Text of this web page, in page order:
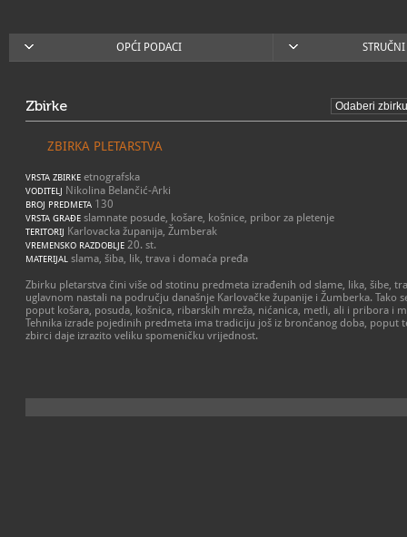
OPĆI PODACI
Zbirke
ZBIRKA PLETARSTVA
VRSTA ZBIRKE etnografska
VODITELJ Nikolina Belančić-Arki
BROJ PREDMETA 130
VRSTA GRAĐE slamnate posude, košare, košnice, pribor za pletenje
TERITORIJ Karlovacka županija, Žumberak
VREMENSKO RAZDOBLJE 20. st.
MATERIJAL slama, šiba, lik, trava i domaća pređa
Zbirku pletarstva čini više od stotinu predmeta izrađenih od slame, lika, šibe,
uglavnom nastali na području današnje Karlovačke županije i Žumberka. Tako
poput košara, posuda, košnica, ribarskih mreža, nićanica, metli, ali i pribora i
Tehnika izrade pojedinih predmeta ima tradiciju još iz brončanog doba, poput
zbirci daje izrazito veliku spomeničku vrijednost.